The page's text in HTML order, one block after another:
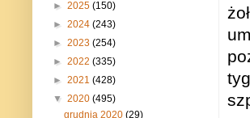
► 2025 (150)
► 2024 (243)
► 2023 (254)
► 2022 (335)
► 2021 (428)
▼ 2020 (495)
grudnia 2020(29)